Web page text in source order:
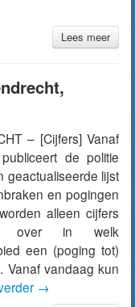
Lees meer
– [Cijfers] Vanaf
de politie
geactualiseerde lijst
en pogingen
alleen cijfers
over in welk
een (poging tot)
Vanaf vandaag kun
→